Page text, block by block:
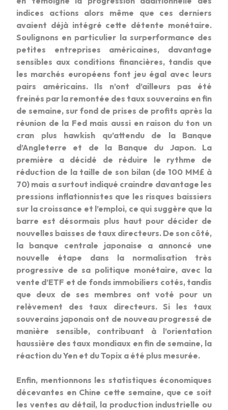
indices actions alors même que ces derniers
avaient déjà intégré cette détente monétaire.
Soulignons en particulier la surperformance des
petites entreprises américaines, davantage
sensibles aux conditions financières, tandis que
les marchés européens font jeu égal avec leurs
pairs américains. Ils n’ont d’ailleurs pas été
freinés par la remontée des taux souverains en fin
de semaine, sur fond de prises de profits après la
réunion de la Fed mais aussi en raison du ton un
cran plus hawkish qu’attendu de la Banque
d’Angleterre et de la Banque du Japon. La
première a décidé de réduire le rythme de
réduction de la taille de son bilan (de 100 MM£ à
70) mais a surtout indiqué craindre davantage les
pressions inflationnistes que les risques baissiers
sur la croissance et l’emploi, ce qui suggère que la
barre est désormais plus haut pour décider de
nouvelles baisses de taux directeurs. De son côté,
la banque centrale japonaise a annoncé une
nouvelle étape dans la normalisation très
progressive de sa politique monétaire, avec la
vente d’ETF et de fonds immobiliers cotés, tandis
que deux de ses membres ont voté pour un
relèvement des taux directeurs. Si les taux
souverains japonais ont de nouveau progressé de
manière sensible, contribuant à l’orientation
haussière des taux mondiaux en fin de semaine, la
réaction du Yen et du Topix a été plus mesurée.
Enfin, mentionnons les statistiques économiques
décevantes en Chine cette semaine, que ce soit
les ventes au détail, la production industrielle ou